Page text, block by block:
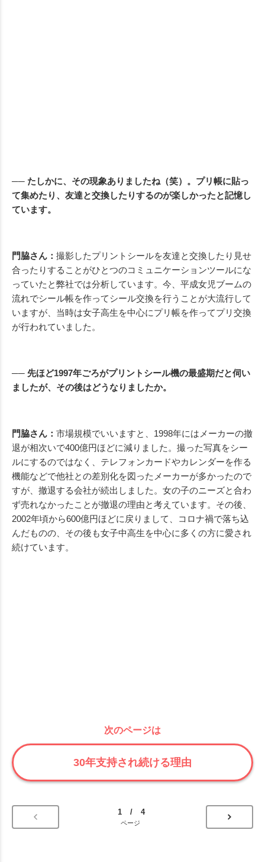
── たしかに、その現象ありましたね（笑）。プリ帳に貼っ
て集めたり、友達と交換したりするのが楽しかったと記憶し
ています。
門脇さん： 撮影したプリントシールを友達と交換したり見せ
合ったりすることがひとつのコミュニケーションツールにな
っていたと弊社では分析しています。今、平成女児ブームの
流れでシール帳を作ってシール交換を行うことが大流行して
いますが、当時は女子高生を中心にプリ帳を作ってプリ交換
が行われていました。
── 先ほど1997年ごろがプリントシール機の最盛期だと伺い
ましたが、その後はどうなりましたか。
門脇さん： 市場規模でいいますと、1998年にはメーカーの撤
退が相次いで400億円ほどに減りました。撮った写真をシー
ルにするのではなく、テレフォンカードやカレンダーを作る
機能などで他社との差別化を図ったメーカーが多かったので
すが、撤退する会社が続出しました。女の子のニーズと合わ
ず売れなかったことが撤退の理由と考えています。その後、
2002年頃から600億円ほどに戻りまして、コロナ禍で落ち込
んだものの、その後も女子中高生を中心に多くの方に愛され
続けています。
次のページは
30年支持され続ける理由
1 / 4
ページ